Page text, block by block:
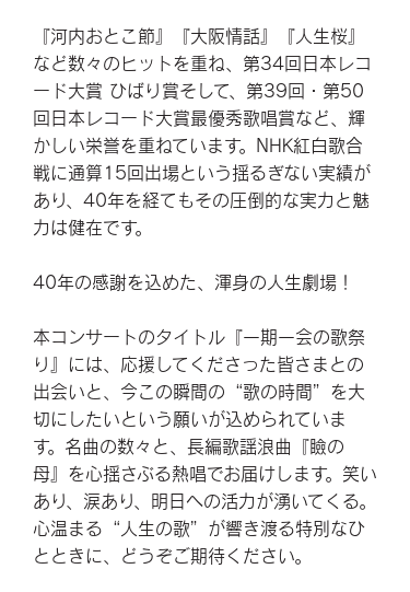
『河内おとこ節』『大阪情話』『人生桜』
など数々のヒットを重ね、第34回日本レコ
ード大賞 ひばり賞そして、第39回・第50
回日本レコード大賞最優秀歌唱賞など、輝
かしい栄誉を重ねています。NHK紅白歌合
戦に通算15回出場という揺るぎない実績が
あり、40年を経てもその圧倒的な実力と魅
力は健在です。
40年の感謝を込めた、渾身の人生劇場！
本コンサートのタイトル『一期一会の歌祭
り』には、応援してくださった皆さまとの
出会いと、今この瞬間の“歌の時間”を大
切にしたいという願いが込められていま
す。名曲の数々と、長編歌謡浪曲『瞼の
母』を心揺さぶる熱唱でお届けします。笑い
あり、涙あり、明日への活力が湧いてくる。
心温まる“人生の歌”が響き渡る特別なひ
とときに、どうぞご期待ください。